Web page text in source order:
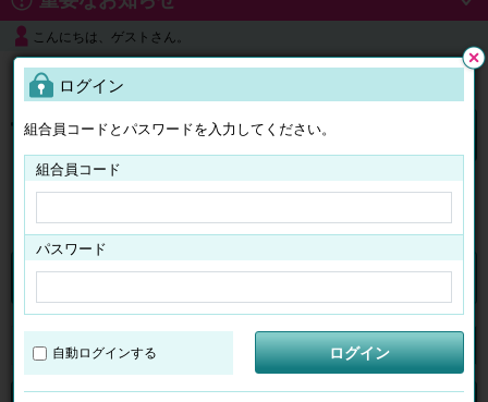
こんにちは、ゲストさん。
よくある質問
ログイン
チケット マイページ
検索
ログイン
組合員コードとパスワードを入力してください。
組合員コード
パスワード
自動ログインする ログイン